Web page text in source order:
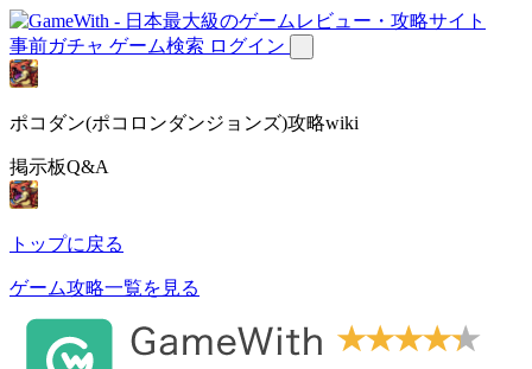
事前ガチャ ゲーム検索 ログイン
ポコダン(ポコロンダンジョンズ)攻略wiki
掲示板Q&A
トップに戻る
ゲーム攻略一覧を見る